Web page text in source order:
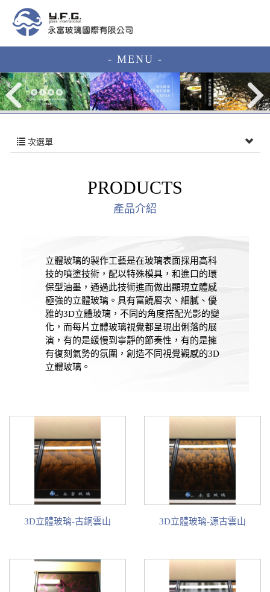
- MENU -
次選單
PRODUCTS
產品介紹
立體玻璃的製作工藝是在玻璃表面採用高科
技的噴塗技術，配以特殊模具，和進口的環
保型油墨，通過此技術進而做出顯現立體感
極強的立體玻璃。具有富饒層次、細膩、優
雅的3D立體玻璃，不同的角度搭配光影的變
化，而每片立體玻璃視覺都呈現出俐落的展
演，有的是緩慢到寧靜的節奏性，有的是擁
有復刻氣勢的氛圍，創造不同視覺觀感的3D
立體玻璃。
3D立體玻璃-古銅雲山 3D立體玻璃-源古雲山